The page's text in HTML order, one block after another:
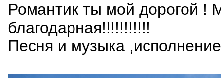
Романтик ты мой дорогой !
благодарная!!!!!!!!!!!
Песня и музыка